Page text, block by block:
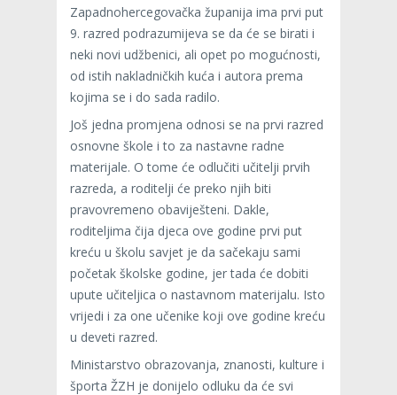
Zapadnohercegovačka županija ima prvi put
9. razred podrazumijeva se da će se birati i
neki novi udžbenici, ali opet po mogućnosti,
od istih nakladničkih kuća i autora prema
kojima se i do sada radilo.
Još jedna promjena odnosi se na prvi razred
osnovne škole i to za nastavne radne
materijale. O tome će odlučiti učitelji prvih
razreda, a roditelji će preko njih biti
pravovremeno obaviješteni. Dakle,
roditeljima čija djeca ove godine prvi put
kreću u školu savjet je da sačekaju sami
početak školske godine, jer tada će dobiti
upute učiteljica o nastavnom materijalu. Isto
vrijedi i za one učenike koji ove godine kreću
u deveti razred.
Ministarstvo obrazovanja, znanosti, kulture i
športa ŽZH je donijelo odluku da će svi